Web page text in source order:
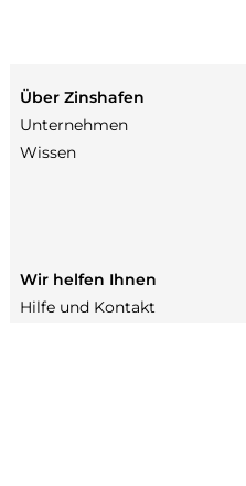
Über Zinshafen
Unternehmen
Wissen
Wir helfen Ihnen
Hilfe und Kontakt